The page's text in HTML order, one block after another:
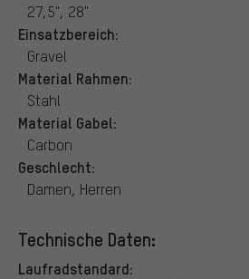
27,5", 28"
Einsatzbereich:
Gravel
Material Rahmen:
Stahl
Material Gabel:
Carbon
Geschlecht:
Damen, Herren
Technische Daten:
Laufradstandard: